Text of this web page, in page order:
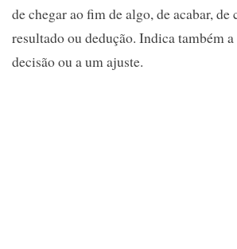
de chegar ao fim de algo, de acabar, de
resultado ou dedução. Indica também a
decisão ou a um ajuste.